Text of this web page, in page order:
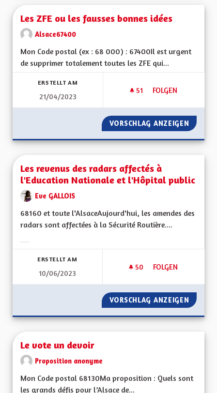
Les ZFE ou les fausses bonnes idées
Alsace67400
Mon Code postal (ex : 68 000) : 67400Il est urgent
de supprimer totalement toutes les ZFE qui...
ERSTELLT AM
21/04/2023
51 51 FOLLOWER
FOLGEN
LES ZFE OU LES
VORSCHLAG ANZEIGEN LES
Les revenus des radars affectés à
l'Education Nationale et l'Hôpital public
Eve GALLOIS
68160 et toute l'AlsaceAujourd'hui, les amendes des
radars sont affectées à la Sécurité Routière....
ERSTELLT AM
10/06/2023
50 50 FOLLOWER
FOLGEN
LES REVENUS
VORSCHLAG ANZEIGEN LES
Le vote un devoir
Proposition anonyme
Mon Code postal 68130Ma proposition : Quels sont
les grands défis pour l’Alsace de...